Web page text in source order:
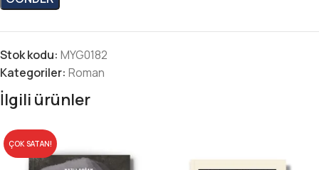
Stok kodu: MYG0182
Kategoriler: Roman
İlgili ürünler
ÇOK SATAN!